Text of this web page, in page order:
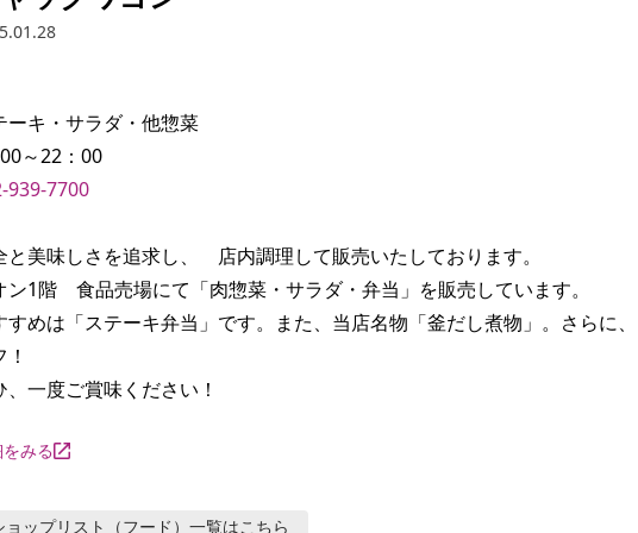
ーキ・サラダ・他惣菜
939-7700
と美味しさを追求し、　店内調理して販売いたしております。
ン1階　食品売場にて「肉惣菜・サラダ・弁当」を販売しています。
すめは「ステーキ弁当」です。また、当店名物「釜だし煮物」。さらに
、一度ご賞味ください！
みる
ョップリスト（フード） 一覧はこちら